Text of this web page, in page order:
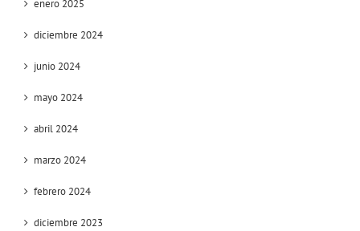
enero 2025
diciembre 2024
junio 2024
mayo 2024
abril 2024
marzo 2024
febrero 2024
diciembre 2023